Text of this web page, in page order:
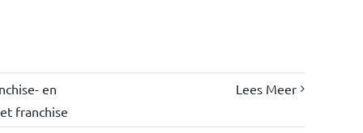
en
franchise
Lees Meer